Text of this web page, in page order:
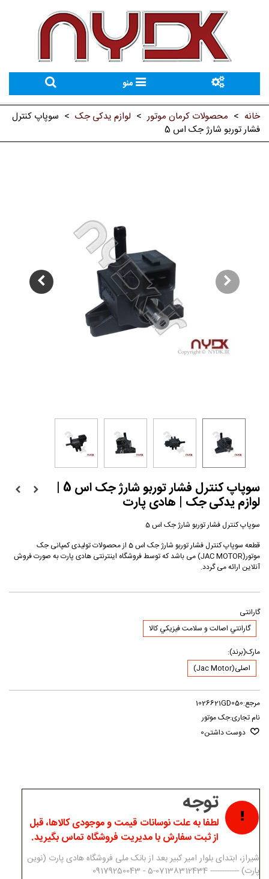
منو
خانه > محصولات کرمان موتور > لوازم یدکی جک > سوپاپ کنترل
فشار توربو شارژ جک اس 5
سوپاپ کنترل فشار توربو شارژ جک اس 5 |
لوازم یدکی جک | هادی پارت
سوپاپ کنترل فشار توربو شارژ جک اس 5
قطعه سوپاپ کنترل فشار توربو شارژ جک اس 5 از محصولات تولیدی کمپانی جک
موتور(JAC MOTOR) می باشد که توسط فروشگاه اینترنتی هادی پارت به صورت فروش
آنلاین ارائه می گردد.
گارانتی
گارانتي اصالت و سلامت فيزيکي کالا
مارک(برند):
اصلی(Jac Motor)
مرجع:1026621GD050
نام تجاری:جک موتور
دوست داشتن0
توجه
لطفا به علت نوسانات قیمت و موجودی کالاها، قبل
از ثبت سفارش با مدیریت فروشگاه تماس بگیرید.
شیراز، ابتدای بلوار امیر کبیر بعد از بانک ملی فروشگاه هادی پارت (نوین
پارت) ------------ 07138312434-5 - 09179250043